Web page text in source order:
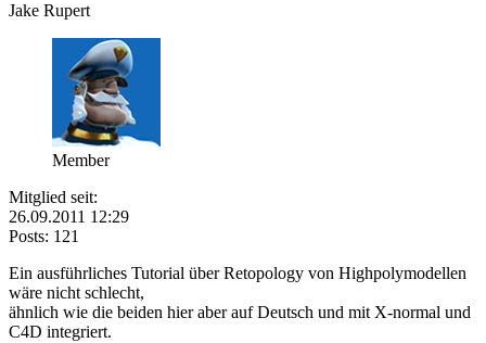
Jake Rupert
Member
Mitglied seit:
26.09.2011 12:29
Posts: 121
Ein ausführliches Tutorial über Retopology von Highpolymodellen
wäre nicht schlecht,
ähnlich wie die beiden hier aber auf Deutsch und mit X-normal und
C4D integriert.